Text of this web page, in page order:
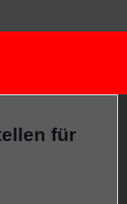
für